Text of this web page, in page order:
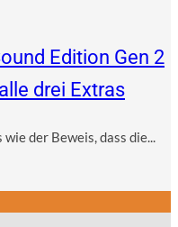
Edition Gen 2
drei Extras
der Beweis, dass die...